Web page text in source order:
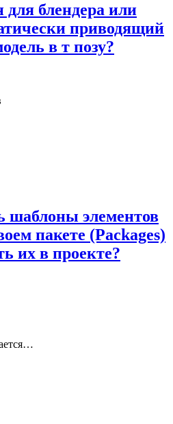
для блендера или
приводящий
в т позу?
шаблоны элементов
пакете (Packages)
их в проекте?